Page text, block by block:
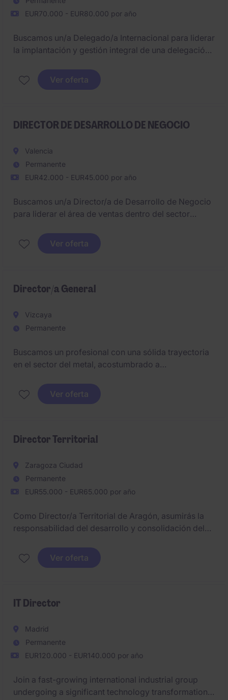
EUR70.000 - EUR80.000 por año
Buscamos un/a Delegado/a Internacional para liderar
la implantación y gestión integral de una delegación
económicos y operativos.
Será responsable de desarrollar negocio, gestionar
Ver oferta
DIRECTOR DE DESARROLLO DE NEGOCIO
Valencia
Permanente
EUR42.000 - EUR45.000 por año
Buscamos un/a Director/a de Desarrollo de Negocio
para liderar el área de ventas dentro del sector
requiere experiencia consolidada en la gestión de
estrategias comerciales
Ver oferta
Director/a General
Vizcaya
Permanente
Buscamos un profesional con una sólida trayectoria
en el sector del metal, acostumbrado a
Deberá combinar una fuerte orientación comercial
con capacidad de gestión empresarial, liderazgo
Ver oferta
Director Territorial
Zaragoza Ciudad
Permanente
EUR55.000 - EUR65.000 por año
Como Director/a Territorial de Aragón, asumirás la
responsabilidad del desarrollo y consolidación del
comercial y el crecimiento de la cartera de clientes
industriales y empresariales.
Ver oferta
IT Director
Madrid
Permanente
EUR120.000 - EUR140.000 por año
Join a fast-growing international industrial group
undergoing a significant technology transformation